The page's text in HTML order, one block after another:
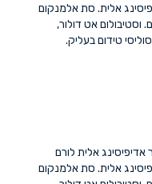
אלית. סת אלמנקום
וסטיבולום אט דולור,
טידום בעליק.
אלית לורם
אלית. סת אלמנקום